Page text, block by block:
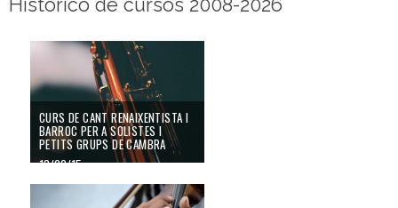
Histórico de cursos 2008-2026
CURS DE CANT RENAIXENTISTA I
BARROC PER A SOLISTES I
PETITS GRUPS DE CAMBRA
13/02/15